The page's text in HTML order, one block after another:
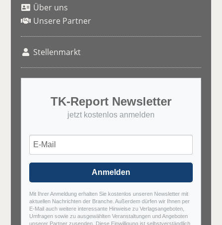
Über uns
Unsere Partner
Stellenmarkt
TK-Report Newsletter
jetzt kostenlos anmelden
Anmelden
Mit Ihrer Anmeldung erhalten Sie kostenlos unseren Newsletter mit
aktuellen Nachrichten der Branche. Außerdem dürfen wir Ihnen per
E-Mail auch weitere interessante Hinweise zu Verlagsangeboten,
Umfragen sowie zu ausgewählten Veranstaltungen und Angeboten
unserer Partner zusenden. Diese Einwilligung ist selbstverständlich